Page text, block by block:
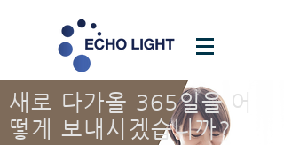
새로 다가올 365일을 어
떻게 보내시겠습니까?